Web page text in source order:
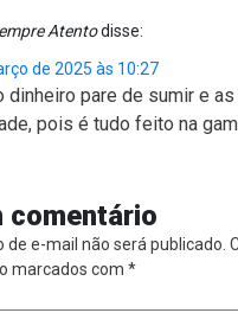
Atentodisse:
de 2025 às 10:27
dinheiro pare de sumir e
pois é tudo feito na
comentário
de e-mail não será publicado.
marcados com *